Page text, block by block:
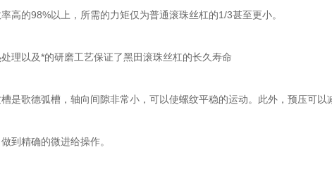
高的98%以上，所需的力矩仅为普通滚珠丝杠的1/3甚至更小。
理以及*的研磨工艺保证了黑田滚珠丝杠的长久寿命
是歌德弧槽，轴向间隙非常小，可以使螺纹平稳的运动。此外，预压可以
到精确的微进给操作。